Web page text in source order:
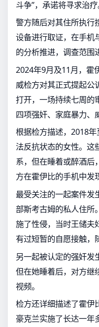
斗争”，承诺将寻求治疗
警方随后对其住所执行
设备进行取证，在手机
的分析推进，调查范围
2024年9月及11月，霍
威检方对其正式提起公
打开，一场持续七周的
四项强奸、家庭暴力、
根据检方描述，2018
法反抗状态的女性。这
系，但在睡着或醉酒后
方在霍伊比的手机中发
最受关注的一起案件发
部斯考古姆的私人住所
施了性侵，当时王储夫
有过短暂的自愿接触，
另一起被认定的强奸发
但在她睡着后，对方继
视频。
检方还详细描述了霍伊
豪克兰实施了长达一年